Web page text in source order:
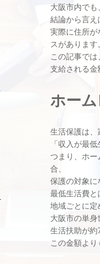
大阪市内でも
結論から言え
実際に住所
スがあります。
この記事で
支給される金
ホー
生活保護は、
「収入が最
つまり、ホ
合、
保護の対象に
最低生活費と
地域ごとに定
大阪市の単身
生活扶助が約
この金額よ